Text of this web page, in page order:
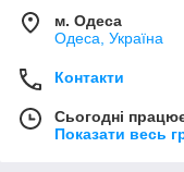
м. Одеса
Одеса, Україна
Контакти
Сьогодні
Показати весь